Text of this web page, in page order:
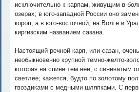
исключительно к карпам, живущим в
озерах; в юго-западной России оно
короп, а в юго-восточной, на Волге и
киргизским названием сазана.
Настоящий речной карп, или сазан,
необыкновенно крупной темно-желто-
которая на спине тем нее, с синеватым
светлее; кажется, будто по золотому
гвоздиками с медными шляпками. С